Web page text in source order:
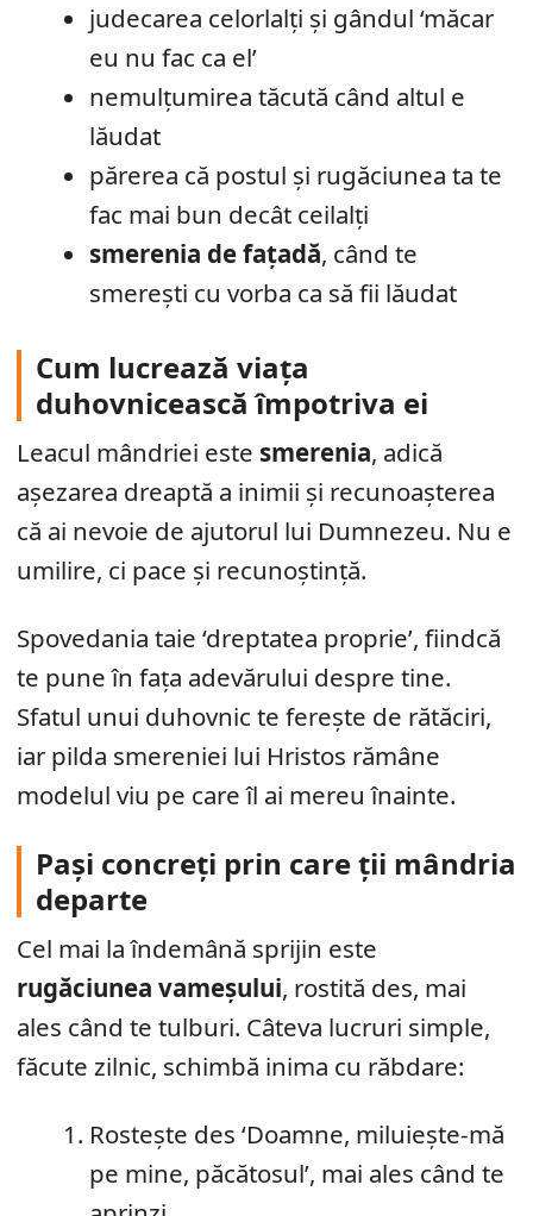
judecarea celorlalți și gândul ‘măcar
eu nu fac ca el’
nemulțumirea tăcută când altul e
lăudat
părerea că postul și rugăciunea ta te
fac mai bun decât ceilalți
smerenia de fațadă, când te
smerești cu vorba ca să fii lăudat
Cum lucrează viața
duhovnicească împotriva ei
Leacul mândriei este smerenia, adică
așezarea dreaptă a inimii și recunoașterea
că ai nevoie de ajutorul lui Dumnezeu. Nu e
umilire, ci pace și recunoștință.
Spovedania taie ‘dreptatea proprie’, fiindcă
te pune în fața adevărului despre tine.
Sfatul unui duhovnic te ferește de rătăciri,
iar pilda smereniei lui Hristos rămâne
modelul viu pe care îl ai mereu înainte.
Pași concreți prin care ții mândria
departe
Cel mai la îndemână sprijin este
rugăciunea vameșului, rostită des, mai
ales când te tulburi. Câteva lucruri simple,
făcute zilnic, schimbă inima cu răbdare:
Rostește des ‘Doamne, miluiește-mă
pe mine, păcătosul’, mai ales când te